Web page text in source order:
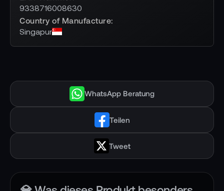
9338716008630
Country of Manufacture
Singapur
WhatsApp Beratung
Teilen
Tweet